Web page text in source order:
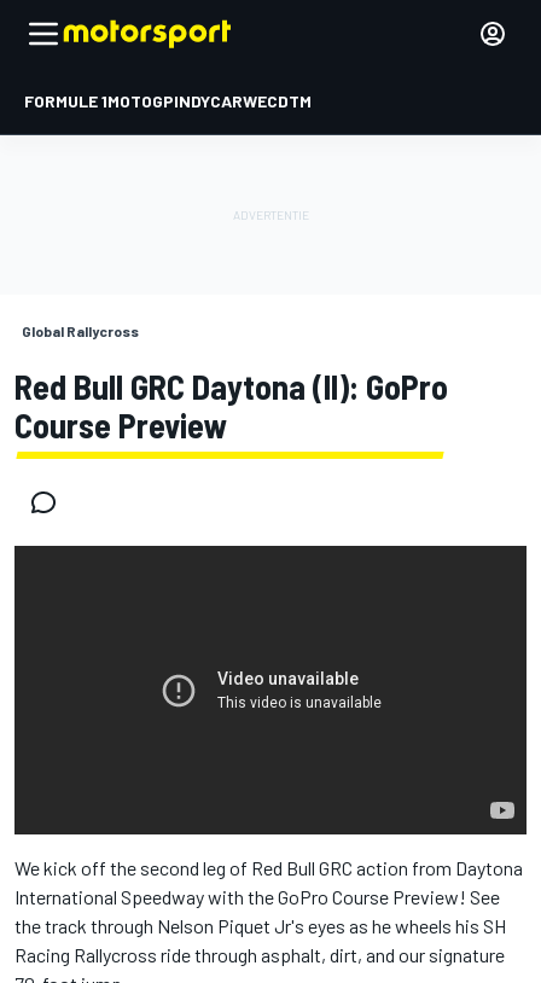
FORMULE 1MOTOGPINDYCARWECDTM
Global Rallycross
Red Bull GRC Daytona (II): GoPro
Course Preview
We kick off the second leg of Red Bull​ GRC action from Daytona
International Speedway​ with the GoPro​ Course Preview! See
the track through Nelson Piquet Jr​'s eyes as he wheels his SH
Racing Rallycross​ ride through asphalt, dirt, and our signature